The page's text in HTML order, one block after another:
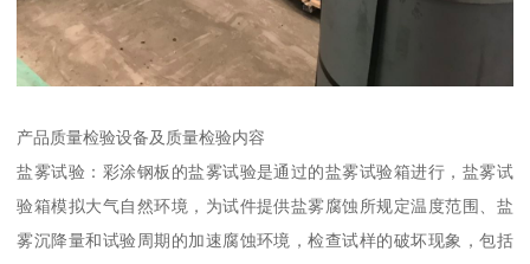
产品质量检验设备及质量检验内容
盐雾试验：彩涂钢板的盐雾试验是通过的盐雾试验箱进行，盐雾试
验箱模拟大气自然环境，为试件提供盐雾腐蚀所规定温度范围、盐
雾沉降量和试验周期的加速腐蚀环境，检查试样的破坏现象，包括